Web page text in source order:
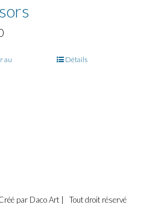
au
Détails
par Daco Art | Tout droit réservé